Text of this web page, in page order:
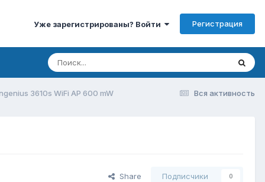
Уже зарегистрированы? Войти Регистрация
Вся активность
3610s WiFi AP 600 mW
Share Подписчики 0